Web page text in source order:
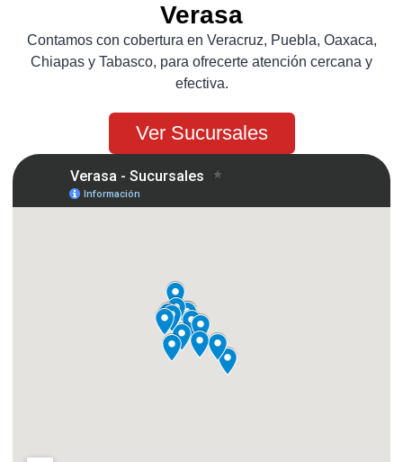
Verasa
Contamos con cobertura en Veracruz, Puebla, Oaxaca,
Chiapas y Tabasco, para ofrecerte atención cercana y
efectiva.
Ver Sucursales